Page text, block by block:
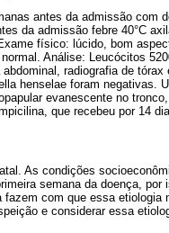
antes da admissão com
da admissão febre 40°C
físico: lúcido, bom
Análise: Leucócitos
radiografia de tórax
henselae foram negativas.
evanescente no
que recebeu por 14
As condições
semana da doença,
com que essa etiologia
e considerar essa